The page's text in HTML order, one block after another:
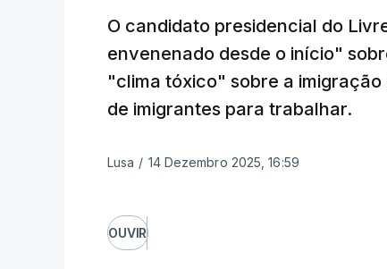
O candidato presidencial do
envenenado desde o início"
"clima tóxico" sobre a
de imigrantes para trabalhar.
Lusa / 14 Dezembro 2025, 16:59
OUVIR